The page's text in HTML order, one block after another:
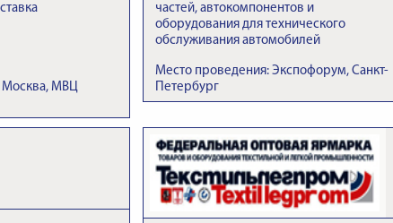
Москва, МВЦ
частей, автокомпонентов и
оборудования для технического
обслуживания автомобилей
Место проведения: Экспофорум, Санкт-
Петербург